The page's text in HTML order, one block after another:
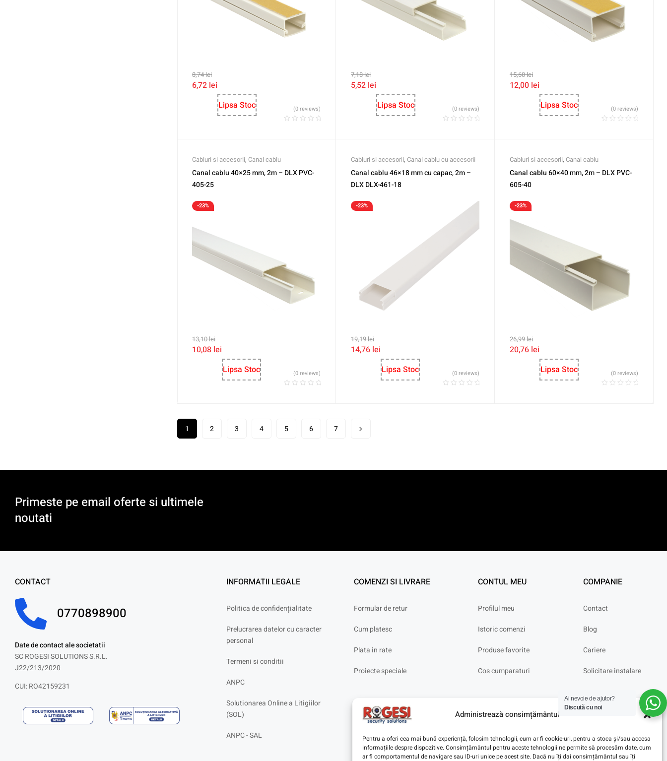
Administrează consimțământul
Pentru a oferi cea mai bună experiență, folosim tehnologii, cum ar fi cookie-uri, pentru a stoca și/sau accesa
informațiile despre dispozitive. Consimțământul pentru aceste tehnologii ne permite să procesăm date, cum
ar fi comportamentul de navigare sau ID-uri unice pe acest site. Dacă nu îți dai consimțământul sau îți
8,74lei
6,72 lei
Lipsa Stoc
(0 reviews)
7,18lei
5,52 lei
Lipsa Stoc
(0 reviews)
15,60lei
12,00 lei
Lipsa Stoc
(0 reviews)
Cabluri si accesorii, Canal cablu
Canal cablu 40×25 mm, 2m – DLX PVC-
405-25
-23%
13,10lei
10,08 lei
Lipsa Stoc
(0 reviews)
Cabluri si accesorii, Canal cablu cu accesorii
Canal cablu 46×18 mm cu capac, 2m –
DLX DLX-461-18
-23%
19,19lei
14,76 lei
Lipsa Stoc
(0 reviews)
Cabluri si accesorii, Canal cablu
Canal cablu 60×40 mm, 2m – DLX PVC-
605-40
-23%
26,99lei
20,76 lei
Lipsa Stoc
(0 reviews)
1 2 3 4 5 6 7
Primeste pe email oferte si ultimele
noutati
CONTACT
0770898900
Date de contact ale societatii
SC ROGESI SOLUTIONS S.R.L.
J22/213/2020
CUI: RO42159231
INFORMATII LEGALE
Politica de confidențialitate
Prelucrarea datelor cu caracter
personal
Termeni si conditii
ANPC
Solutionarea Online a Litigiilor
(SOL)
ANPC - SAL
COMENZI SI LIVRARE
Formular de retur
Cum platesc
Plata in rate
Proiecte speciale
CONTUL MEU
Profilul meu
Istoric comenzi
Produse favorite
Cos cumparaturi
COMPANIE
Contact
Blog
Cariere
Solicitare instalare
Ai nevoie de ajutor?
Discută cu noi